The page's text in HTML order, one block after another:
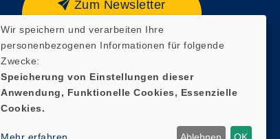
Zum Newsletter
anmelden
Wir speichern und verarbeiten Ihre
personenbezogenen Informationen für folgende
Zwecke:
Speicherung von Einstellungen dieser
Anwendung, Funktionelle Cookies, Essenzielle
Cookies.